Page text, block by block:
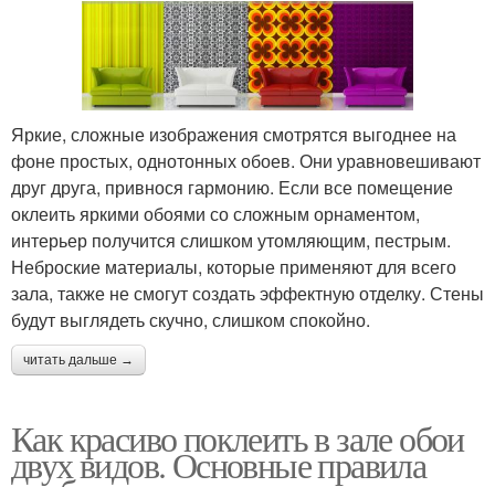
Яркие, сложные изображения смотрятся выгоднее на
фоне простых, однотонных обоев. Они уравновешивают
друг друга, привнося гармонию. Если все помещение
оклеить яркими обоями со сложным орнаментом,
интерьер получится слишком утомляющим, пестрым.
Неброские материалы, которые применяют для всего
зала, также не смогут создать эффектную отделку. Стены
будут выглядеть скучно, слишком спокойно.
читать дальше →
Как красиво поклеить в зале обои
двух видов. Основные правила